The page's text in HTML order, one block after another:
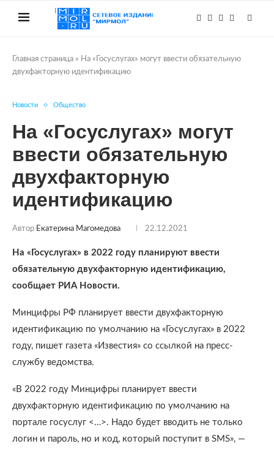
Главная страница » На «Госуслугах» могут ввести обязательную
двухфакторную идентификацию
Новости Общество
На «Госуслугах» могут
ввести обязательную
двухфакторную
идентификацию
Автор Екатерина Магомедова 22.12.2021
На «Госуслугах» в 2022 году планируют ввести
обязательную двухфакторную идентификацию,
сообщает РИА Новости.
Минцифры РФ планирует ввести двухфакторную
идентификацию по умолчанию на «Госуслугах» в 2022
году, пишет газета «Известия» со ссылкой на пресс-
службу ведомства.
«В 2022 году Минцифры планирует ввести
двухфакторную идентификацию по умолчанию на
портале госуслуг <…>. Надо будет вводить не только
логин и пароль, но и код, который поступит в SMS», —